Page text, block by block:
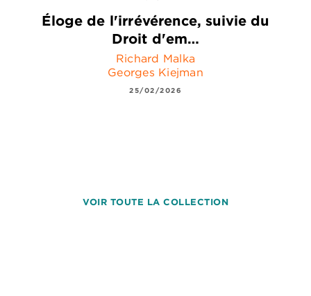
Éloge de l'irrévérence, suivie du
Droit d'em…
Richard Malka
Georges Kiejman
25/02/2026
VOIR TOUTE LA COLLECTION